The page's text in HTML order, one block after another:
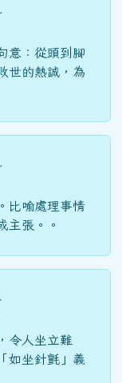
ˇ
意：從頭到腳
世的熱誠，為
ˇ
比喻處理事情
主張。。
ˋ
令人坐立難
如坐針氈」義